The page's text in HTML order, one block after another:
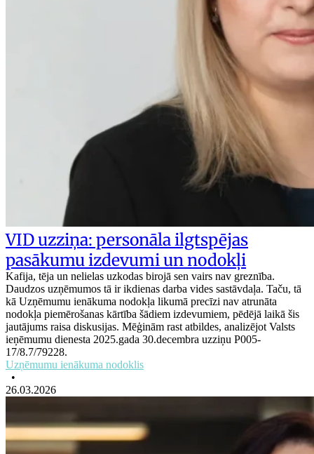
VID uzziņa: personāla ilgtspējas
pasākumu izdevumi un nodokļi
Kafija, tēja un nelielas uzkodas birojā sen vairs nav greznība.
Daudzos uzņēmumos tā ir ikdienas darba vides sastāvdaļa. Taču, tā
kā Uzņēmumu ienākuma nodokļa likumā precīzi nav atrunāta
nodokļa piemērošanas kārtība šādiem izdevumiem, pēdējā laikā šis
jautājums raisa diskusijas. Mēģinām rast atbildes, analizējot Valsts
ieņēmumu dienesta 2025.gada 30.decembra uzziņu P005-
17/8.7/79228.
Uzņēmumu ienākuma nodoklis
•
26.03.2026